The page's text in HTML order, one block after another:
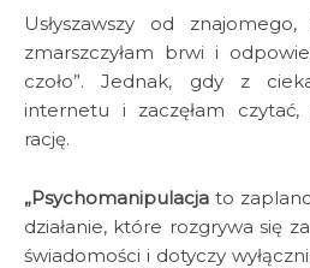
Usłyszawszy od
zmarszczyłam brwi i
czoło”. Jednak, gdy z
internetu i zaczęłam czytać,
rację.
„Psychomanipulacja to
działanie, które rozgrywa się
świadomości i dotyczy